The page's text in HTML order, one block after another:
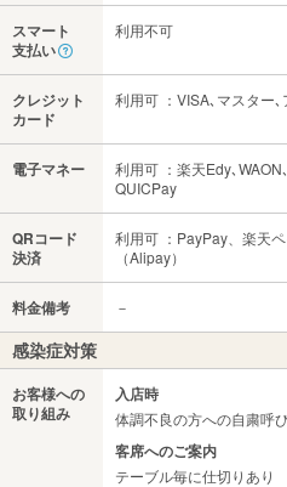
スマート
支払い
利用不可
クレジット
カード
利用可 ：VISA､マスター
電子マネー
利用可 ：楽天Edy､
QUICPay
QRコード
決済
利用可 ：PayPay、楽天
（Alipay）
料金備考 －
感染症対策
お客様への
取り組み
入店時
体調不良の方への自粛呼
客席へのご案内
テーブル毎に仕切りあり